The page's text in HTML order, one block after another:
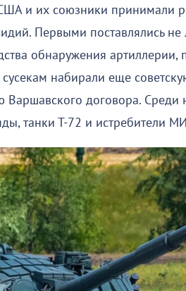
и их союзники принимали
Первыми поставлялись не
обнаружения артиллерии,
набирали еще
договора. Среди
танки Т-72 и истребители